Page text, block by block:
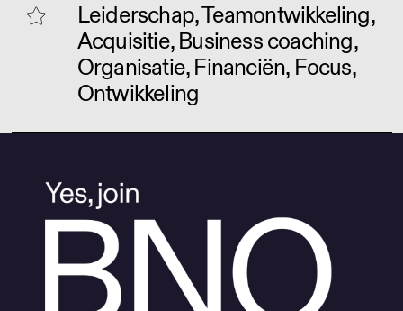
Leiderschap, Teamontwikkeling,
Acquisitie, Business coaching,
Organisatie, Financiën, Focus,
Ontwikkeling